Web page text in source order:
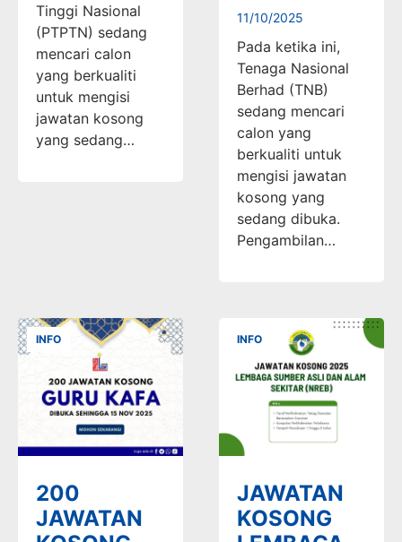
Tinggi Nasional
(PTPTN) sedang
mencari calon
yang berkualiti
untuk mengisi
jawatan kosong
yang sedang…
11/10/2025
Pada ketika ini,
Tenaga Nasional
Berhad (TNB)
sedang mencari
calon yang
berkualiti untuk
mengisi jawatan
kosong yang
sedang dibuka.
Pengambilan…
INFO
200
JAWATAN
INFO
JAWATAN
KOSONG